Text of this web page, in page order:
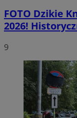
FOTO Dzikie
2026!
9